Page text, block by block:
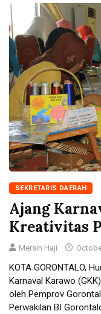
SEKRETARIS DAERAH
Ajang
Kreativitas
Mersin Haji
KOTA GORONTALO,
Karnaval Karawo
oleh Pemprov
Perwakilan BI